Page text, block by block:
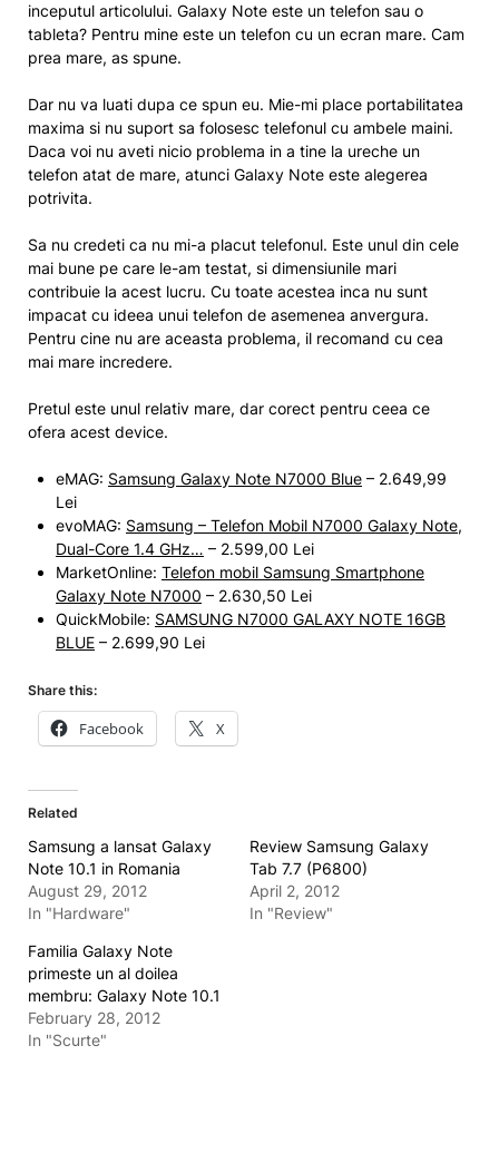
inceputul articolului. Galaxy Note este un telefon sau o
tableta? Pentru mine este un telefon cu un ecran mare. Cam
prea mare, as spune.
Dar nu va luati dupa ce spun eu. Mie-mi place portabilitatea
maxima si nu suport sa folosesc telefonul cu ambele maini.
Daca voi nu aveti nicio problema in a tine la ureche un
telefon atat de mare, atunci Galaxy Note este alegerea
potrivita.
Sa nu credeti ca nu mi-a placut telefonul. Este unul din cele
mai bune pe care le-am testat, si dimensiunile mari
contribuie la acest lucru. Cu toate acestea inca nu sunt
impacat cu ideea unui telefon de asemenea anvergura.
Pentru cine nu are aceasta problema, il recomand cu cea
mai mare incredere.
Pretul este unul relativ mare, dar corect pentru ceea ce
ofera acest device.
eMAG: Samsung Galaxy Note N7000 Blue – 2.649,99
Lei
evoMAG: Samsung – Telefon Mobil N7000 Galaxy Note,
Dual-Core 1.4 GHz… – 2.599,00 Lei
MarketOnline: Telefon mobil Samsung Smartphone
Galaxy Note N7000 – 2.630,50 Lei
QuickMobile: SAMSUNG N7000 GALAXY NOTE 16GB
BLUE – 2.699,90 Lei
Share this:
Facebook X
Related
Samsung a lansat Galaxy
Note 10.1 in Romania
August 29, 2012
In "Hardware"
Review Samsung Galaxy
Tab 7.7 (P6800)
April 2, 2012
In "Review"
Familia Galaxy Note
primeste un al doilea
membru: Galaxy Note 10.1
February 28, 2012
In "Scurte"